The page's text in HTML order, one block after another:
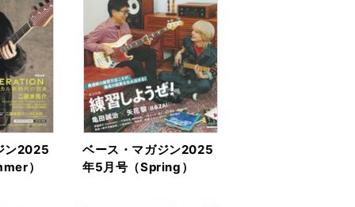
ン2025
）
ベース・マガジン2025
年5月号（Spring）